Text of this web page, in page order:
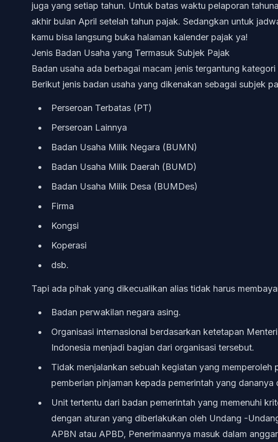
juga yang setiap tahun. Untuk batas waktu pelaporan
akhir bulan April setelah tahun pajak. Sedangkan untuk
kamu bisa langsung buka halaman kalender pajak ya!
Jenis Badan Usaha yang Termasuk Subjek Pajak
Badan usaha ada berbagai macam jenis tergantung
Berikut jenis badan usaha yang dikenakan sebagai subjek
Perseroan Terbatas (PT)
Perseroan Lainnya
Badan Usaha Milik Negara (BUMN)
Badan Usaha Milik Daerah (BUMD)
Badan Usaha Milik Desa (BUMDes)
Firma
Kongsi
Koperasi
dsb.
Tapi ada pihak yang dikecualikan alias tidak harus
Badan perwakilan negara asing.
Organisasi internasional berdasarkan ketetapan
Indonesia menjadi bagian dari organisasi tersebut.
Tidak menjalankan sebuah kegiatan yang memperoleh
pemberian pinjaman kepada pemerintah yang
Unit tertentu dari badan pemerintah yang memenuhi
dengan aturan yang diberlakukan oleh Undang -
APBN atau APBD, Penerimaannya masuk dalam